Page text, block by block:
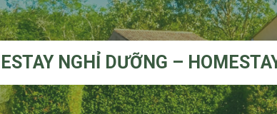
NGHỈ DƯỠNG –